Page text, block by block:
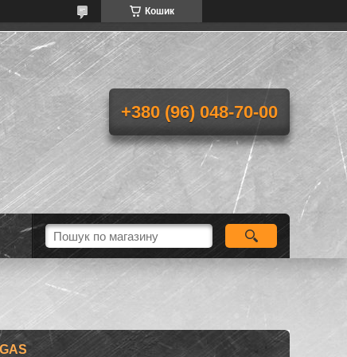
Кошик
+380 (96) 048-70-00